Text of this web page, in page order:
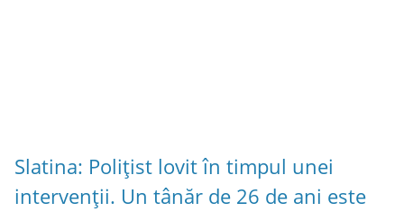
Slatina: Polițist lovit în timpul unei
intervenții. Un tânăr de 26 de ani este